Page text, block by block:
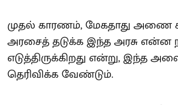
முதல் காரணம், மேகதாது அணை
அரசைத் தடுக்க இந்த அரசு என்ன
எடுத்திருக்கிறது என்று, இந்த
தெரிவிக்க வேண்டும்.